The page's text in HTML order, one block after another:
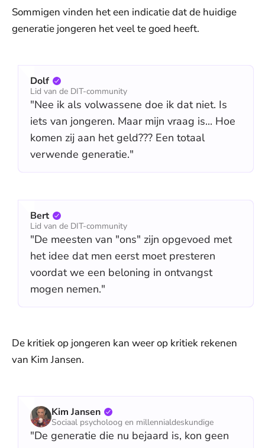
Sommigen vinden het een indicatie dat de huidige
generatie jongeren het veel te goed heeft.
Dolf
Lid van de DIT-community
"Nee ik als volwassene doe ik dat niet. Is
iets van jongeren. Maar mijn vraag is... Hoe
komen zij aan het geld??? Een totaal
verwende generatie."
Bert
Lid van de DIT-community
"De meesten van "ons" zijn opgevoed met
het idee dat men eerst moet presteren
voordat we een beloning in ontvangst
mogen nemen."
De kritiek op jongeren kan weer op kritiek rekenen
van Kim Jansen.
Kim Jansen
Sociaal psycholoog en millennialdeskundige
"De generatie die nu bejaard is, kon geen